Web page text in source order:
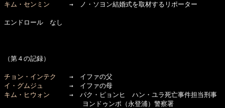
キム・センミン →　ノ・ソヨン結婚式を取材するリポーター
エンドロール　なし
（第４の記録）
チョン・インテク
イ・グムジュ
キム・ヒウォン →　パク・ピョンヒ　ハン・ユラ死亡事件担当刑事
ヨンドゥンポ（永登浦）警察署